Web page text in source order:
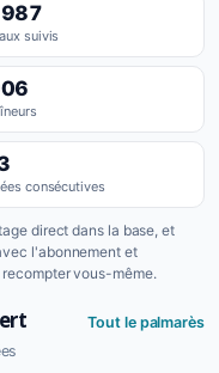
suivis
consécutives
direct dans la base, et
l'abonnement et
vous-même.
Tout le palmarès